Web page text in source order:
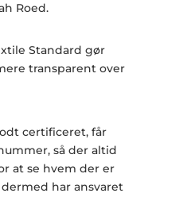
Roed.
Standard gør
transparent over
certificeret, får
så der altid
at se hvem der er
har ansvaret